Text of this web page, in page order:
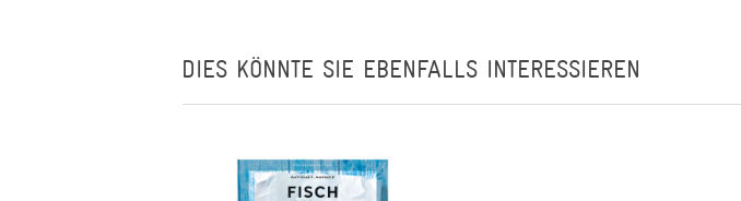
DIES KÖNNTE SIE EBENFALLS INTERESSIEREN